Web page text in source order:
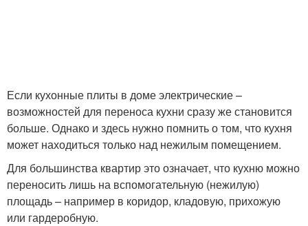
Если кухонные плиты в доме электрические –
возможностей для переноса кухни сразу же становится
больше. Однако и здесь нужно помнить о том, что кухня
может находиться только над нежилым помещением.
Для большинства квартир это означает, что кухню можно
переносить лишь на вспомогательную (нежилую)
площадь – например в коридор, кладовую, прихожую
или гардеробную.